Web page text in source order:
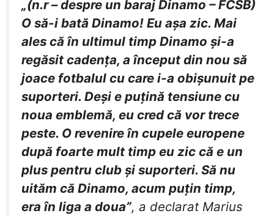
„(n.r – despre un baraj Dinamo – FCSB)
O să-i bată Dinamo! Eu așa zic. Mai
ales că în ultimul timp Dinamo și-a
regăsit cadența, a început din nou să
joace fotbalul cu care i-a obișunuit pe
suporteri. Deși e puțină tensiune cu
noua emblemă, eu cred că vor trece
peste. O revenire în cupele europene
după foarte mult timp eu zic că e un
plus pentru club și suporteri. Să nu
uităm că Dinamo, acum puțin timp,
era în liga a doua”, a declarat Marius